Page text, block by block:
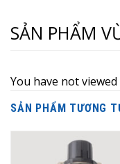
SẢN PHẨM
You have not
SẢN PHẨM TƯƠNG